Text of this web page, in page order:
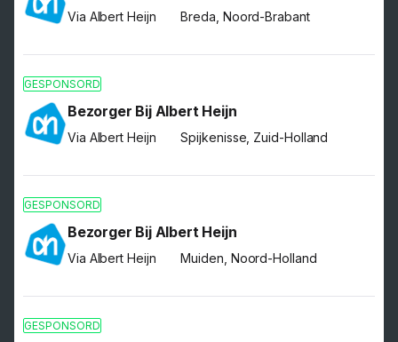
Via Albert Heijn Breda, Noord-Brabant
GESPONSORD
Bezorger Bij Albert Heijn
Via Albert Heijn Spijkenisse, Zuid-Holland
GESPONSORD
Bezorger Bij Albert Heijn
Via Albert Heijn Muiden, Noord-Holland
GESPONSORD